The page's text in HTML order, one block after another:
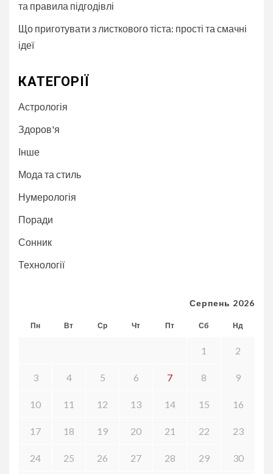
та правила підгодівлі
Що приготувати з листкового тіста: прості та смачні
ідеї
КАТЕГОРІЇ
Астрологія
Здоров'я
Інше
Мода та стиль
Нумерологія
Поради
Сонник
Технології
Серпень 2026
Пн Вт Ср Чт Пт Сб Нд
1 2
3 4 5 6 7 8 9
10 11 12 13 14 15 16
17 18 19 20 21 22 23
24 25 26 27 28 29 30